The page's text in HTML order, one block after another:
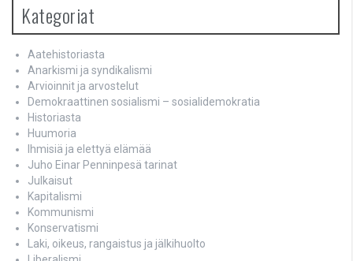
Kategoriat
Aatehistoriasta
Anarkismi ja syndikalismi
Arvioinnit ja arvostelut
Demokraattinen sosialismi – sosialidemokratia
Historiasta
Huumoria
Ihmisiä ja elettyä elämää
Juho Einar Penninpesä tarinat
Julkaisut
Kapitalismi
Kommunismi
Konservatismi
Laki, oikeus, rangaistus ja jälkihuolto